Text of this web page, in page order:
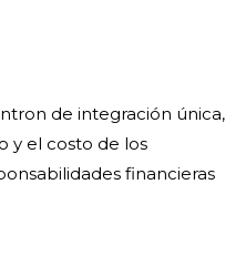
de integración única,
y el costo de los
financieras